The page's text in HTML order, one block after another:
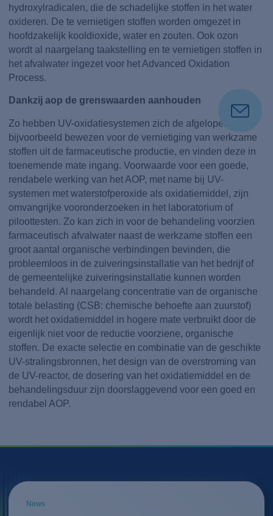
hydroxylradicalen, die de schadelijke stoffen in het water
oxideren. De te vernietigen stoffen worden omgezet in
hoofdzakelijk kooldioxide, water en zouten. Ook ozon
wordt al naargelang taakstelling en te vernietigen stoffen in
het afvalwater ingezet voor het Advanced Oxidation
Process.
Dankzij aop de grenswaarden aanhouden
Zo hebben UV-oxidatiesystemen zich de afgelopen jaren
bijvoorbeeld bewezen voor de vernietiging van werkzame
stoffen uit de farmaceutische productie, en vinden deze in
toenemende mate ingang. Voorwaarde voor een goede,
rendabele werking van het AOP, met name bij UV-
systemen met waterstofperoxide als oxidatiemiddel, zijn
omvangrijke vooronderzoeken in het laboratorium of
piloottesten. Zo kan zich in voor de behandeling voorzien
farmaceutisch afvalwater naast de werkzame stoffen een
groot aantal organische verbindingen bevinden, die
probleemloos in de zuiveringsinstallatie van het bedrijf of
de gemeentelijke zuiveringsinstallatie kunnen worden
behandeld. Al naargelang concentratie van de organische
totale belasting (CSB: chemische behoefte aan zuurstof)
wordt het oxidatiemiddel in hogere mate verbruikt door de
eigenlijk niet voor de reductie voorziene, organische
stoffen. De exacte selectie en combinatie van de geschikte
UV-stralingsbronnen, het design van de overstroming van
de UV-reactor, de dosering van het oxidatiemiddel en de
behandelingsduur zijn doorslaggevend voor een goed en
rendabel AOP.
News